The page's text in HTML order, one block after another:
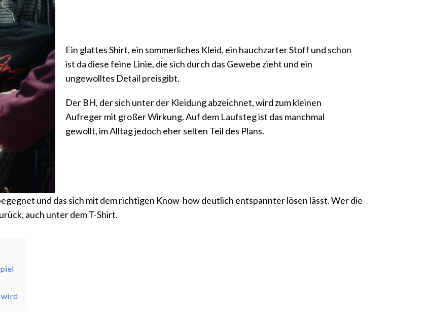
Ein glattes Shirt, ein sommerliches Kleid, ein hauchzarter Stoff und schon
ist da diese feine Linie, die sich durch das Gewebe zieht und ein
ungewolltes Detail preisgibt.
Der BH, der sich unter der Kleidung abzeichnet, wird zum kleinen
Aufreger mit großer Wirkung. Auf dem Laufsteg ist das manchmal
gewollt, im Alltag jedoch eher selten Teil des Plans.
und das sich mit dem richtigen Know-how deutlich entspannter lösen lässt. Wer die
auch unter dem T-Shirt.
wird